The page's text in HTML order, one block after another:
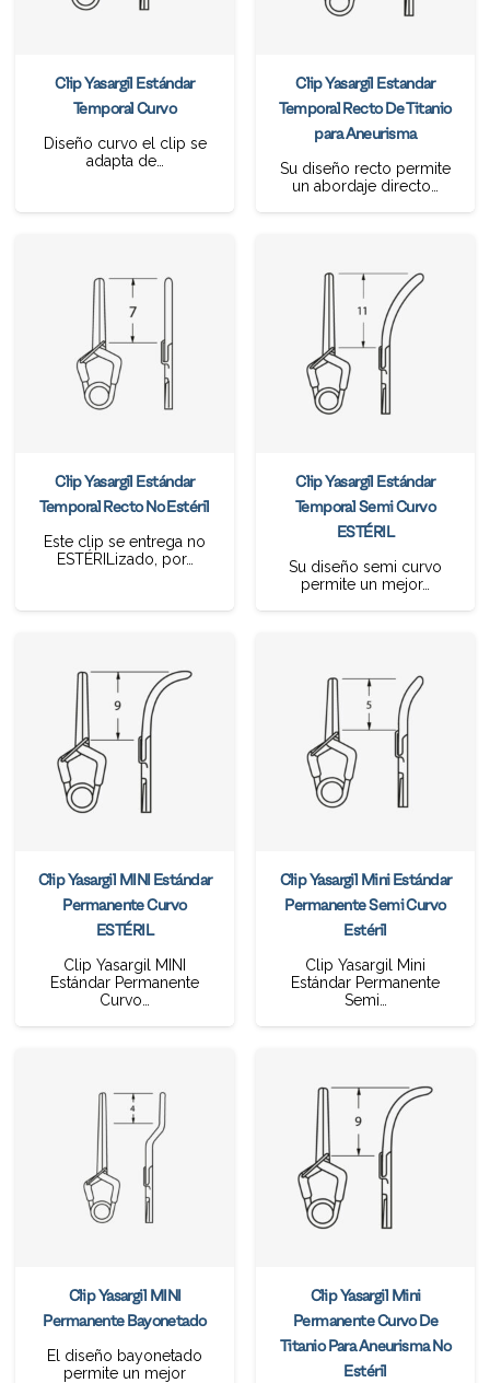
Clip Yasargil Estándar
Temporal Curvo
Diseño curvo el clip se
adapta de…
Clip Yasargil Estandar
Temporal Recto De Titanio
para Aneurisma
Su diseño recto permite
un abordaje directo…
Clip Yasargil Estándar
Temporal Recto No Estéril
Este clip se entrega no
ESTÉRILizado, por…
Clip Yasargil Estándar
Temporal Semi Curvo
ESTÉRIL
Su diseño semi curvo
permite un mejor…
Clip Yasargil MINI Estándar
Permanente Curvo
ESTÉRIL
Clip Yasargil MINI
Estándar Permanente
Curvo…
Clip Yasargil Mini Estándar
Permanente Semi Curvo
Estéril
Clip Yasargil Mini
Estándar Permanente
Semi…
Clip Yasargil MINI
Permanente Bayonetado
El diseño bayonetado
permite un mejor
Clip Yasargil Mini
Permanente Curvo De
Titanio Para Aneurisma No
Estéril